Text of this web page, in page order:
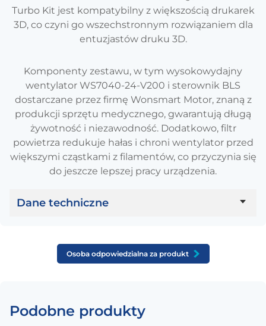
Turbo Kit jest kompatybilny z większością drukarek
3D, co czyni go wszechstronnym rozwiązaniem dla
entuzjastów druku 3D.
Komponenty zestawu, w tym wysokowydajny
wentylator WS7040-24-V200 i sterownik BLS
dostarczane przez firmę Wonsmart Motor, znaną z
produkcji sprzętu medycznego, gwarantują długą
żywotność i niezawodność. Dodatkowo, filtr
powietrza redukuje hałas i chroni wentylator przed
większymi cząstkami z filamentów, co przyczynia się
do jeszcze lepszej pracy urządzenia.
Dane techniczne
Parametr Wartość
Prędkość
Osoba odpowiedzialna za produkt
Podobne produkty